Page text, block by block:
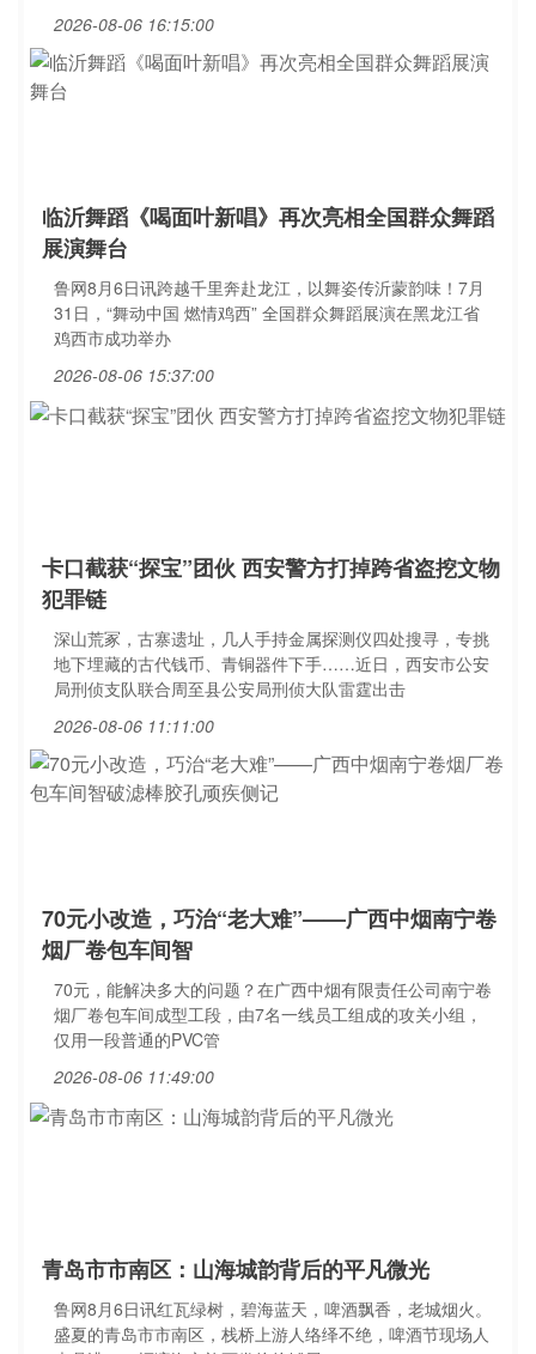
2026-08-06 16:15:00
临沂舞蹈《喝面叶新唱》再次亮相全国群众舞蹈
展演舞台
鲁网8月6日讯跨越千里奔赴龙江，以舞姿传沂蒙韵味！7月
31日，“舞动中国 燃情鸡西” 全国群众舞蹈展演在黑龙江省
鸡西市成功举办
2026-08-06 15:37:00
卡口截获“探宝”团伙 西安警方打掉跨省盗挖文物
犯罪链
深山荒冢，古寨遗址，几人手持金属探测仪四处搜寻，专挑
地下埋藏的古代钱币、青铜器件下手……近日，西安市公安
局刑侦支队联合周至县公安局刑侦大队雷霆出击
2026-08-06 11:11:00
70元小改造，巧治“老大难”——广西中烟南宁卷
烟厂卷包车间智
70元，能解决多大的问题？在广西中烟有限责任公司南宁卷
烟厂卷包车间成型工段，由7名一线员工组成的攻关小组，
仅用一段普通的PVC管
2026-08-06 11:49:00
青岛市市南区：山海城韵背后的平凡微光
鲁网8月6日讯红瓦绿树，碧海蓝天，啤酒飘香，老城烟火。
盛夏的青岛市市南区，栈桥上游人络绎不绝，啤酒节现场人